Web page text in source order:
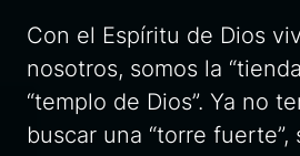
Con el Espíritu de Dios
nosotros, somos la
“templo de Dios”. Ya no
buscar una “torre